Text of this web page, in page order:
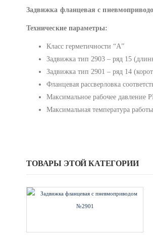
Задвижка фланцевая с
Технические параметры:
Класс герметичности “А”
Задвижка тип 2903 – ряд 15
Задвижка тип 2901 – ряд 14
Фланцевая рассверловка
Максимальное рабочее давление
Максимальная температура
ТОВАРЫ ЭТОЙ КАТЕГОРИИ